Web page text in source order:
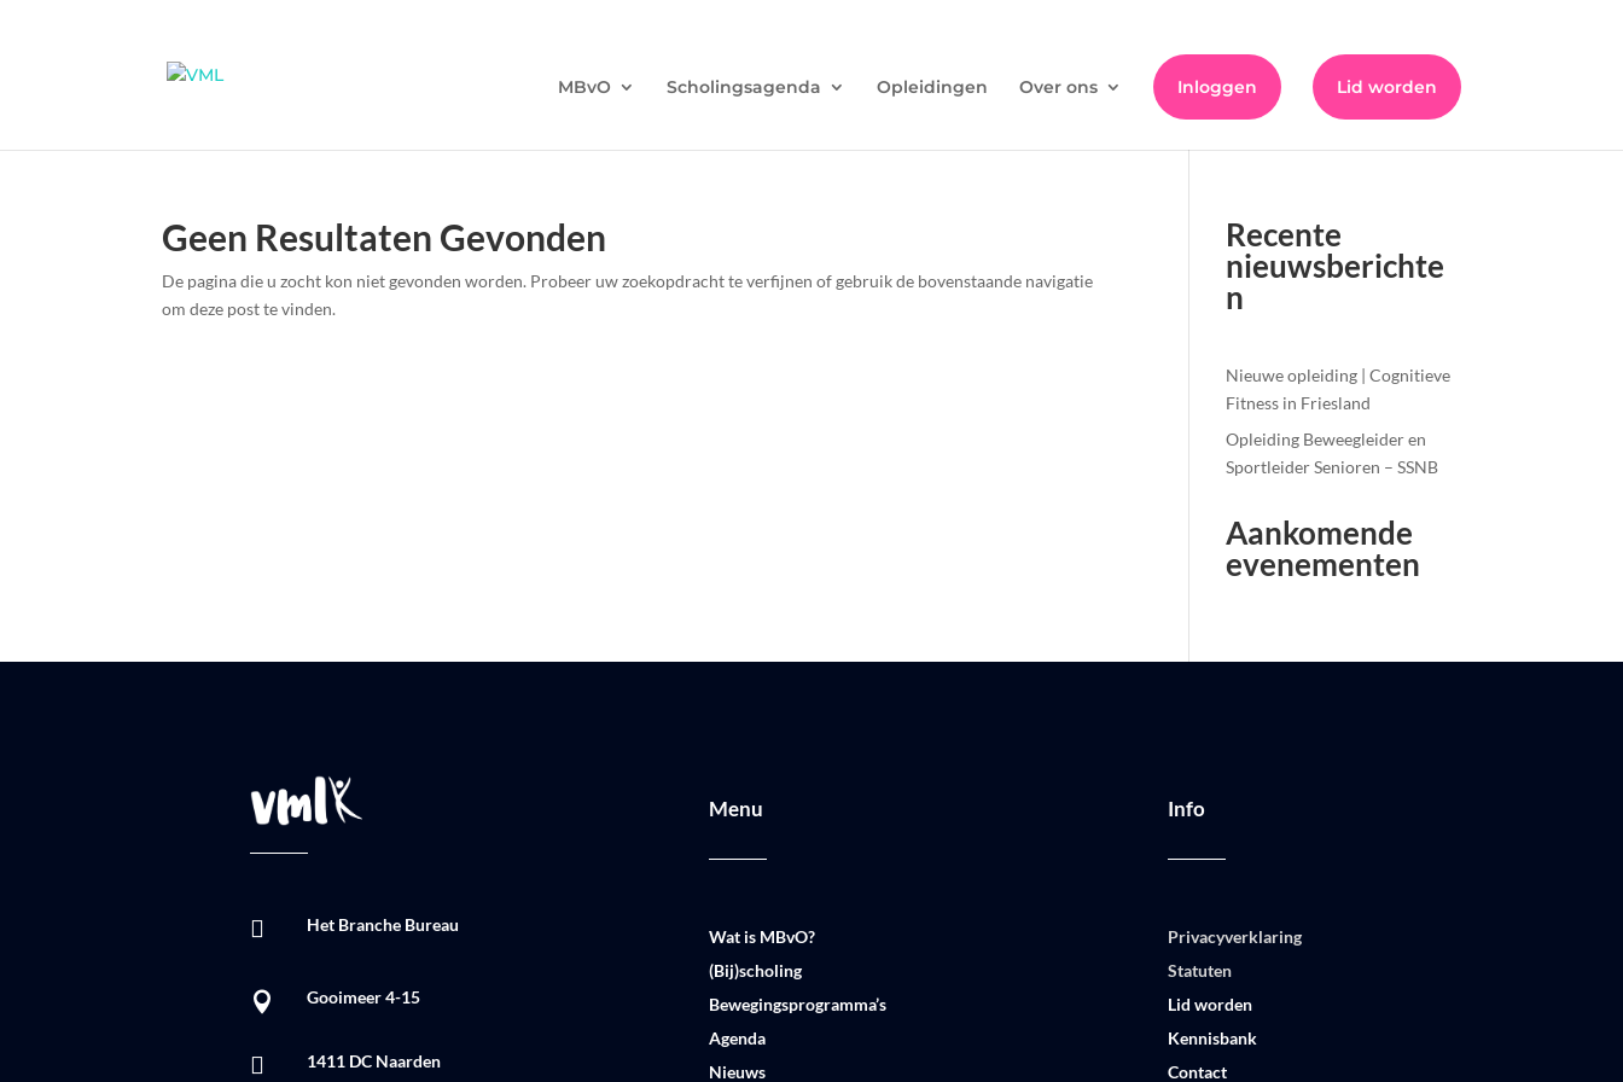
MBvO Scholingsagenda Opleidingen Over ons Inloggen Lid worden
Geen Resultaten Gevonden
De pagina die u zocht kon niet gevonden worden. Probeer uw zoekopdracht te verfijnen of gebruik de bovenstaande navigatie
om deze post te vinden.
Recente
nieuwsberichte
n
Nieuwe opleiding | Cognitieve
Fitness in Friesland
Opleiding Beweegleider en
Sportleider Senioren – SSNB
Aankomende
evenementen
 Het Branche Bureau
 Gooimeer 4-15
 1411 DC Naarden
Menu
Wat is MBvO?
(Bij)scholing
Bewegingsprogramma’s
Agenda
Nieuws
Info
Privacyverklaring
Statuten
Lid worden
Kennisbank
Contact